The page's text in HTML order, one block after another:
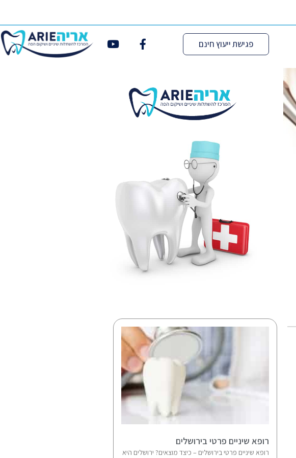
פגישת ייעוץ חינם
רופא שיניים פרטי בירושלים
רופא שיניים פרטי בירושלים – כיצד מוצאים? ירושלים היא